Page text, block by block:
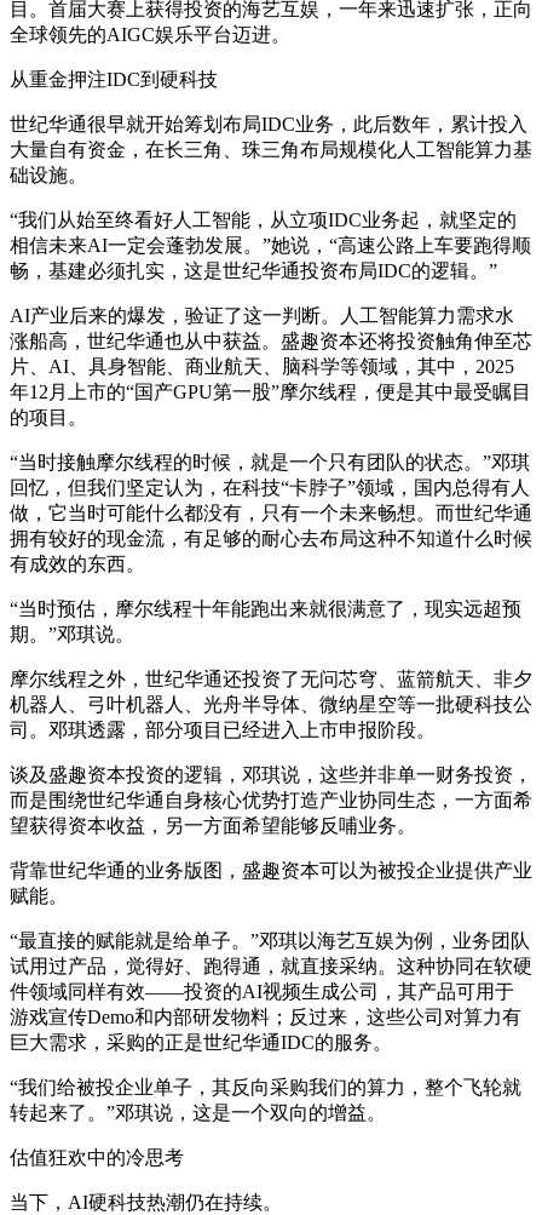
目。首届大赛上获得投资的海艺互娱，一年来迅速扩张，正向
全球领先的AIGC娱乐平台迈进。
从重金押注IDC到硬科技
世纪华通很早就开始筹划布局IDC业务，此后数年，累计投入
大量自有资金，在长三角、珠三角布局规模化人工智能算力基
础设施。
“我们从始至终看好人工智能，从立项IDC业务起，就坚定的
相信未来AI一定会蓬勃发展。”她说，“高速公路上车要跑得顺
畅，基建必须扎实，这是世纪华通投资布局IDC的逻辑。”
AI产业后来的爆发，验证了这一判断。人工智能算力需求水
涨船高，世纪华通也从中获益。盛趣资本还将投资触角伸至芯
片、AI、具身智能、商业航天、脑科学等领域，其中，2025
年12月上市的“国产GPU第一股”摩尔线程，便是其中最受瞩目
的项目。
“当时接触摩尔线程的时候，就是一个只有团队的状态。”邓琪
回忆，但我们坚定认为，在科技“卡脖子”领域，国内总得有人
做，它当时可能什么都没有，只有一个未来畅想。而世纪华通
拥有较好的现金流，有足够的耐心去布局这种不知道什么时候
有成效的东西。
“当时预估，摩尔线程十年能跑出来就很满意了，现实远超预
期。”邓琪说。
摩尔线程之外，世纪华通还投资了无问芯穹、蓝箭航天、非夕
机器人、弓叶机器人、光舟半导体、微纳星空等一批硬科技公
司。邓琪透露，部分项目已经进入上市申报阶段。
谈及盛趣资本投资的逻辑，邓琪说，这些并非单一财务投资，
而是围绕世纪华通自身核心优势打造产业协同生态，一方面希
望获得资本收益，另一方面希望能够反哺业务。
背靠世纪华通的业务版图，盛趣资本可以为被投企业提供产业
赋能。
“最直接的赋能就是给单子。”邓琪以海艺互娱为例，业务团队
试用过产品，觉得好、跑得通，就直接采纳。这种协同在软硬
件领域同样有效——投资的AI视频生成公司，其产品可用于
游戏宣传Demo和内部研发物料；反过来，这些公司对算力有
巨大需求，采购的正是世纪华通IDC的服务。
“我们给被投企业单子，其反向采购我们的算力，整个飞轮就
转起来了。”邓琪说，这是一个双向的增益。
估值狂欢中的冷思考
当下，AI硬科技热潮仍在持续。